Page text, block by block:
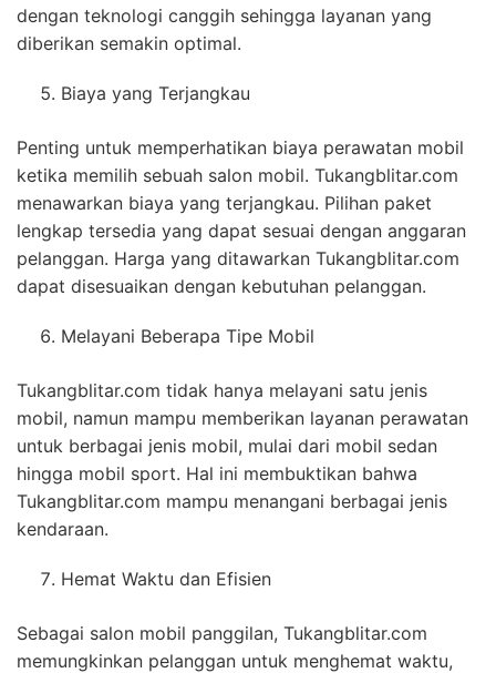
dengan teknologi canggih sehingga layanan yang
diberikan semakin optimal.
Biaya yang Terjangkau
Penting untuk memperhatikan biaya perawatan mobil
ketika memilih sebuah salon mobil. Tukangblitar.com
menawarkan biaya yang terjangkau. Pilihan paket
lengkap tersedia yang dapat sesuai dengan anggaran
pelanggan. Harga yang ditawarkan Tukangblitar.com
dapat disesuaikan dengan kebutuhan pelanggan.
Melayani Beberapa Tipe Mobil
Tukangblitar.com tidak hanya melayani satu jenis
mobil, namun mampu memberikan layanan perawatan
untuk berbagai jenis mobil, mulai dari mobil sedan
hingga mobil sport. Hal ini membuktikan bahwa
Tukangblitar.com mampu menangani berbagai jenis
kendaraan.
Hemat Waktu dan Efisien
Sebagai salon mobil panggilan, Tukangblitar.com
memungkinkan pelanggan untuk menghemat waktu,